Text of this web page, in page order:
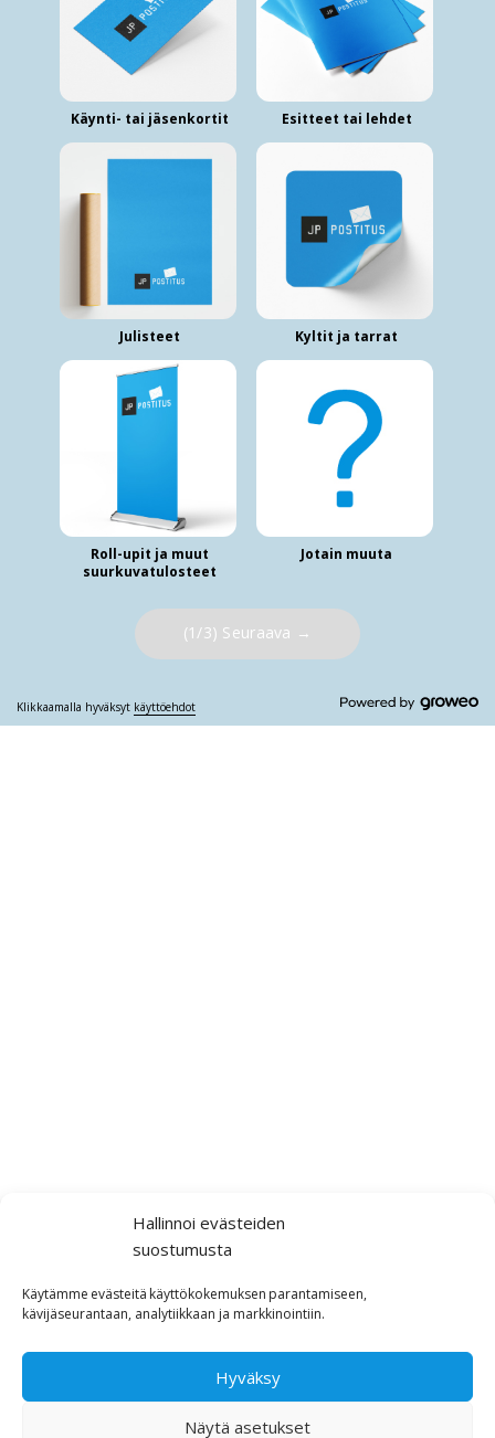
Hallinnoi evästeiden
suostumusta
Käytämme evästeitä käyttökokemuksen parantamiseen,
kävijäseurantaan, analytiikkaan ja markkinointiin.
Hyväksy
Näytä asetukset